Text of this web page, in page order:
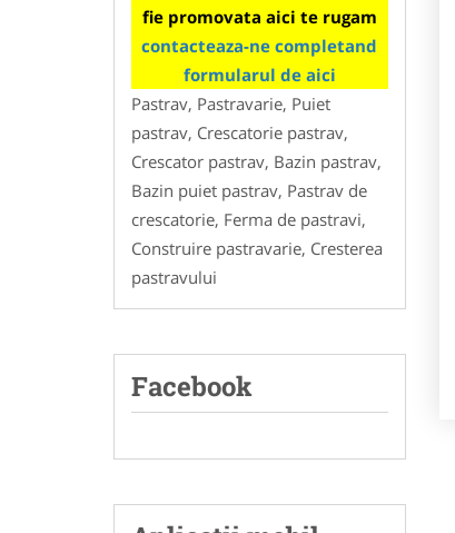
fie promovata aici te rugam
contacteaza-ne completand
formularul de aici
Pastrav, Pastravarie, Puiet
pastrav, Crescatorie pastrav,
Crescator pastrav, Bazin pastrav,
Bazin puiet pastrav, Pastrav de
crescatorie, Ferma de pastravi,
Construire pastravarie, Cresterea
pastravului
Facebook